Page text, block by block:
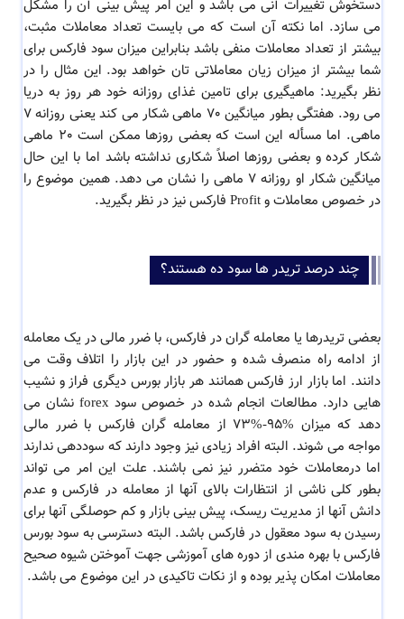
دستخوش تغییرات آنی می باشد و این امر پیش بینی آن را مشکل
می سازد. اما نکته آن است که می بایست تعداد معاملات مثبت،
بیشتر از تعداد معاملات منفی باشد بنابراین میزان سود فارکس برای
شما بیشتر از میزان زیان معاملاتی تان خواهد بود. این مثال را در
نظر بگیرید: ماهیگیری برای تامین غذای روزانه خود هر روز به دریا
می رود. هفتگی بطور میانگین 70 ماهی شکار می کند یعنی روزانه 7
ماهی. اما مسأله این است که بعضی روزها ممکن است 20 ماهی
شکار کرده و بعضی روزها اصلاً شکاری نداشته باشد اما با این حال
میانگین شکار او روزانه 7 ماهی را نشان می دهد. همین موضوع را
در خصوص معاملات و Profit فارکس نیز در نظر بگیرید.
چند درصد تریدر ها سود ده هستند؟
بعضی تریدرها یا معامله گران در فارکس، با ضرر مالی در یک معامله
از ادامه راه منصرف شده و حضور در این بازار را اتلاف وقت می
دانند. اما بازار ارز فارکس همانند هر بازار بورس دیگری فراز و نشیب
هایی دارد. مطالعات انجام شده در خصوص سود forex نشان می
دهد که میزان %95-%73 از معامله گران فارکس با ضرر مالی
مواجه می شوند. البته افراد زیادی نیز وجود دارند که سوددهی ندارند
اما درمعاملات خود متضرر نیز نمی باشند. علت این امر می تواند
بطور کلی ناشی از انتظارات بالای آنها از معامله در فارکس و عدم
دانش آنها از مدیریت ریسک، پیش بینی بازار و کم حوصلگی آنها برای
رسیدن به سود معقول در فارکس باشد. البته دسترسی به سود بورس
فارکس با بهره مندی از دوره های آموزشی جهت آموختن شیوه صحیح
معاملات امکان پذیر بوده و از نکات تاکیدی در این موضوع می باشد.